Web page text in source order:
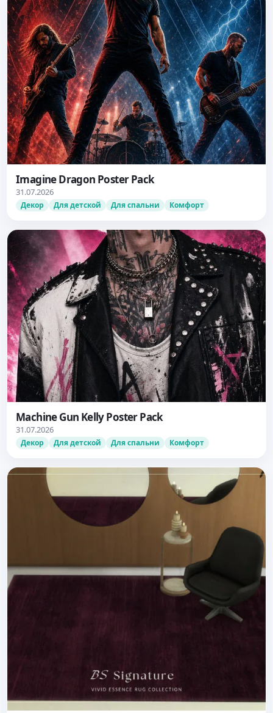
Imagine Dragon Poster Pack
31.07.2026
Декор Для детской Для спальни Комфорт
Machine Gun Kelly Poster Pack
31.07.2026
Декор Для детской Для спальни Комфорт